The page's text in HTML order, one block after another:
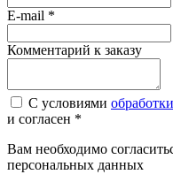
E-mail *
Комментарий к заказу
С условиями
и согласен *
Вам необходимо
персональных данных